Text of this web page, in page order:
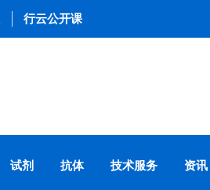
行云公开课
试剂 抗体 技术服务 资讯